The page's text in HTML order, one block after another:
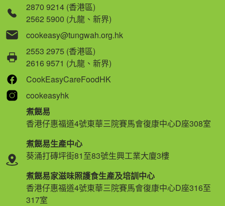
2870 9214 (香港區)
2562 5900 (九龍、新界)
cookeasy@tungwah.org.hk
2553 2975 (香港區)
2616 9571 (九龍、新界)
CookEasyCareFoodHK
cookeasyhk
煮餸易
香港仔惠福道4號東華三院賽馬會復康中心D座308室
煮餸易生產中心
葵涌打磚坪街81至83號生興工業大廈3樓
煮餸易家滋味照護食生產及培訓中心
香港仔惠福道4號東華三院賽馬會復康中心D座316至
317室